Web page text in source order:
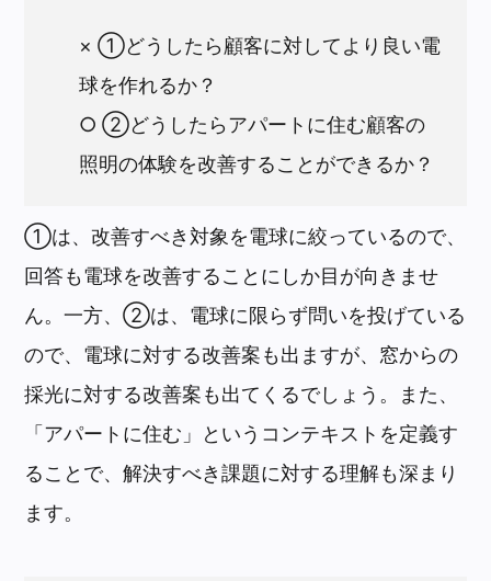
× ①どうしたら顧客に対してより良い電
球を作れるか？
○ ②どうしたらアパートに住む顧客の
照明の体験を改善することができるか？
①は、改善すべき対象を電球に絞っているので、
回答も電球を改善することにしか目が向きませ
ん。一方、②は、電球に限らず問いを投げている
ので、電球に対する改善案も出ますが、窓からの
採光に対する改善案も出てくるでしょう。また、
「アパートに住む」というコンテキストを定義す
ることで、解決すべき課題に対する理解も深まり
ます。